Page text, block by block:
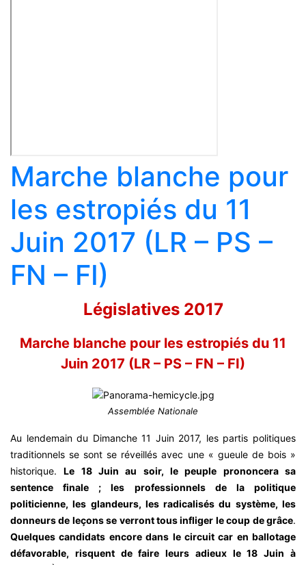
Marche blanche pour
les estropiés du 11
Juin 2017 (LR – PS –
FN – FI)
Législatives 2017
Marche blanche pour les estropiés du 11
Juin 2017 (LR – PS – FN – FI)
Assemblée Nationale
Au lendemain du Dimanche 11 Juin 2017, les partis politiques
traditionnels se sont se réveillés avec une « gueule de bois »
historique.Le 18 Juin au soir, le peuple prononcera sa
sentence finale ; les professionnels de la politique
politicienne, les glandeurs, les radicalisés du système, les
donneurs de leçons se verront tous infliger le coup de grâce.
Quelques candidats encore dans le circuit car en ballotage
défavorable, risquent de faire leurs adieux le 18 Juin à